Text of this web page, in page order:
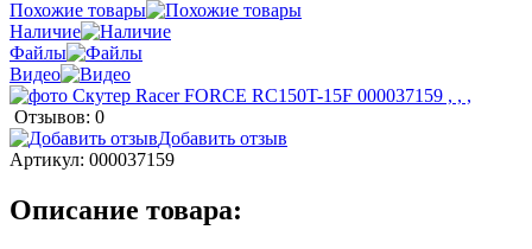
Похожие товары
Наличие
Файлы
Видео
Отзывов: 0
Добавить отзыв
Артикул: 000037159
Описание товара: